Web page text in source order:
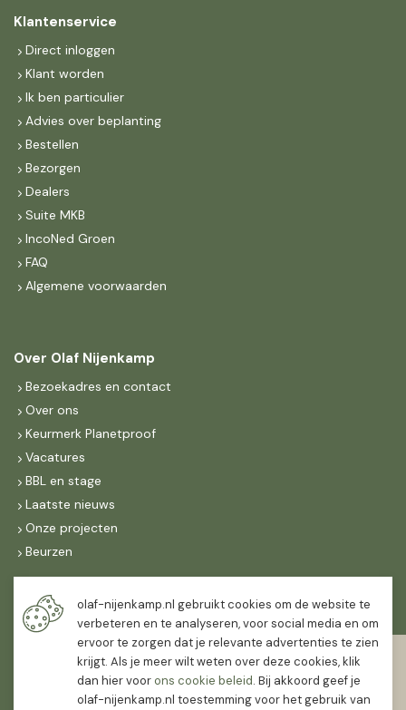
Klantenservice
Direct inloggen
Klant worden
Ik ben particulier
Advies over beplanting
Bestellen
Bezorgen
Dealers
Suite MKB
IncoNed Groen
FAQ
Algemene voorwaarden
Over Olaf Nijenkamp
Bezoekadres en contact
Over ons
Keurmerk Planetproof
Vacatures
BBL en stage
Laatste nieuws
Onze projecten
Beurzen
Maandag t/m vrijdag
07:30-
16:30
12:00
olaf-nijenkamp.nl gebruikt cookies om de website te
verbeteren en te analyseren, voor social media en om
ervoor te zorgen dat je relevante advertenties te zien
krijgt. Als je meer wilt weten over deze cookies, klik
dan hier voorons cookie beleid. Bij akkoord geef je
olaf-nijenkamp.nl toestemming voor het gebruik van